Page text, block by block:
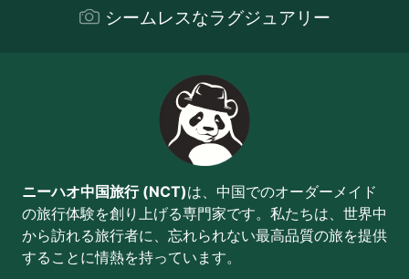
シームレスなラグジュアリー
ニーハオ中国旅行 (NCT)は、中国でのオーダーメイド
の旅行体験を創り上げる専門家です。私たちは、世界中
から訪れる旅行者に、忘れられない最高品質の旅を提供
することに情熱を持っています。